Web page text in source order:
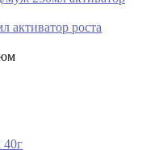
активатор роста